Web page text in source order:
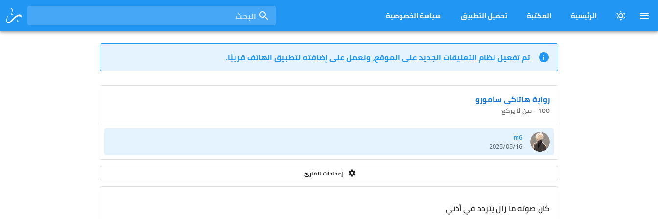
الرئيسية المكتبة تحميل التطبيق سياسة الخصوصية البحث
تم تفعيل نظام التعليقات الجديد على الموقع، ونعمل على إضافته لتطبيق الهاتف قريبًا.
رواية هاتاكي سامورو
100 - من لا يركع
m6
2025/05/16
إعدادات القارئ
كان صوته ما زال يتردد في أذني